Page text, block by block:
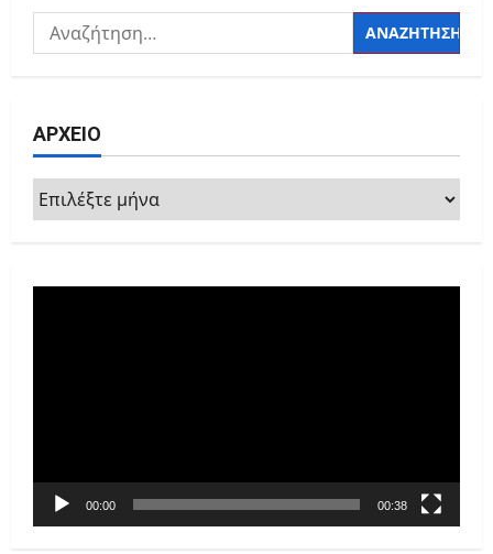
Αναζήτηση
για:
ΑΡΧΕΙΟ
ΑΡΧΕΙΟ
00:00 00:38